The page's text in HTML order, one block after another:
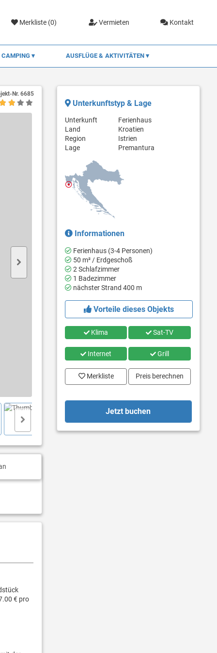
Merkliste (0) Vermieten Kontakt
CAMPING AUSFLÜGE & AKTIVITÄTEN
Nr. 6685
€ pro
Unterkunftstyp & Lage
Unterkunft
Ferienhaus
Land
Kroatien
Region
Istrien
Lage
Premantura
Informationen
Ferienhaus (3-4 Personen)
50 m² / Erdgeschoß
2 Schlafzimmer
1 Badezimmer
nächster Strand 400 m
Vorteile dieses Objekts
Klima Sat-TV
Internet Grill
Merkliste Preis berechnen
Jetzt buchen